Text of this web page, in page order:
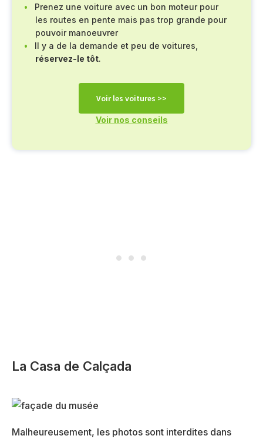
Prenez une voiture avec un bon moteur pour
les routes en pente mais pas trop grande pour
pouvoir manoeuvrer
Il y a de la demande et peu de voitures,
réservez-le tôt.
Voir les voitures >>
Voir nos conseils
La Casa de Calçada
Malheureusement, les photos sont interdites dans